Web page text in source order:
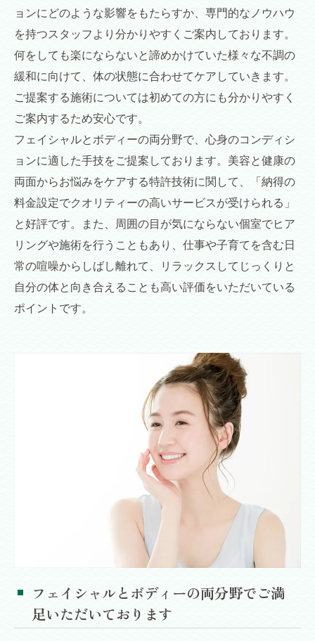
ョンにどのような影響をもたらすか、専門的なノウハウ
を持つスタッフより分かりやすくご案内しております。
何をしても楽にならないと諦めかけていた様々な不調の
緩和に向けて、体の状態に合わせてケアしていきます。
ご提案する施術については初めての方にも分かりやすく
ご案内するため安心です。
フェイシャルとボディーの両分野で、心身のコンディシ
ョンに適した手技をご提案しております。美容と健康の
両面からお悩みをケアする特許技術に関して、「納得の
料金設定でクオリティーの高いサービスが受けられる」
と好評です。また、周囲の目が気にならない個室でヒア
リングや施術を行うこともあり、仕事や子育てを含む日
常の喧噪からしばし離れて、リラックスしてじっくりと
自分の体と向き合えることも高い評価をいただいている
ポイントです。
フェイシャルとボディーの両分野でご満
足いただいております